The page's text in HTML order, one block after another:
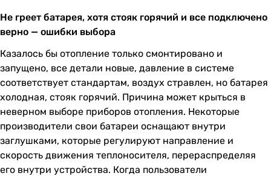
Не греет батарея, хотя стояк горячий и все подключено
верно — ошибки выбора
Казалось бы отопление только смонтировано и
запущено, все детали новые, давление в системе
соответствует стандартам, воздух стравлен, но батарея
холодная, стояк горячий. Причина может крыться в
неверном выборе приборов отопления. Некоторые
производители свои батареи оснащают внутри
заглушками, которые регулируют направление и
скорость движения теплоносителя, перераспределяя
его внутри устройства. Когда пользователи